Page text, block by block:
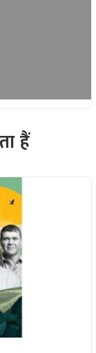
हैं